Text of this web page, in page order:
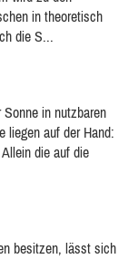
in theoretisch
die S...
in nutzbaren
liegen auf der Hand:
die auf die
besitzen, lässt sich